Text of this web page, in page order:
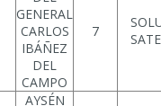
GENERAL
CARLOS
IBÁÑEZ
DEL
CAMPO
7
AYSÉN